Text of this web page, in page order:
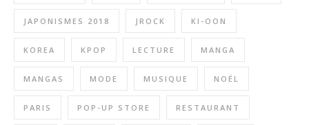
JAPONISMES 2018 JROCK KI-OON
KOREA KPOP LECTURE MANGA
MANGAS MODE MUSIQUE NOËL
PARIS POP-UP STORE RESTAURANT